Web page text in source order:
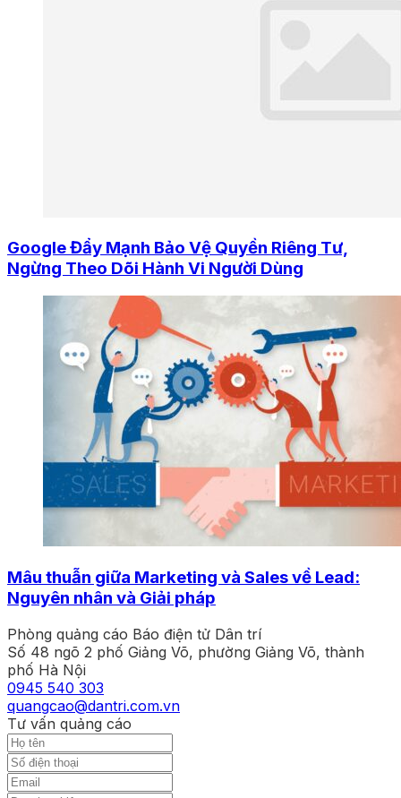
Google Đẩy Mạnh Bảo Vệ Quyền Riêng Tư,
Ngừng Theo Dõi Hành Vi Người Dùng
Mâu thuẫn giữa Marketing và Sales về Lead:
Nguyên nhân và Giải pháp
Phòng quảng cáo Báo điện tử Dân trí
Số 48 ngõ 2 phố Giảng Võ, phường Giảng Võ, thành
phố Hà Nội
0945 540 303
quangcao@dantri.com.vn
Tư vấn quảng cáo